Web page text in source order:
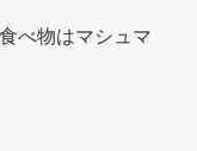
べ物はマシュマ